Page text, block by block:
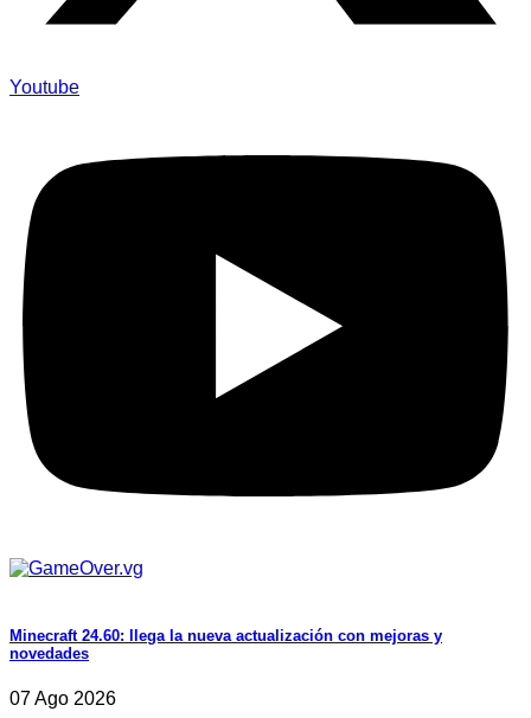
Youtube
Minecraft 24.60: llega la nueva actualización con mejoras y
novedades
07 Ago 2026